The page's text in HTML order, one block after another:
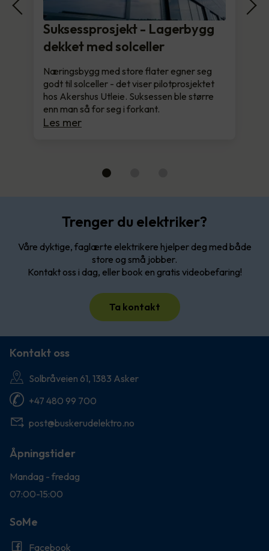
Suksessprosjekt - Lagerbygg
dekket med solceller
Næringsbygg med store flater egner seg
godt til solceller - det viser pilotprosjektet
hos Akershus Utleie. Suksessen ble større
enn man så for seg i forkant.
Les mer
Trenger du elektriker?
Våre dyktige, faglærte elektrikere hjelper deg med både
store og små jobber.
Kontakt oss i dag, eller book en gratis videobefaring!
Ta kontakt
Kontakt oss
Solbråveien 61, 1383 Asker
+47 480 99 700
post@buskerudelektro.no
Åpningstider
Mandag - fredag
07:00-15:00
SoMe
Facebook